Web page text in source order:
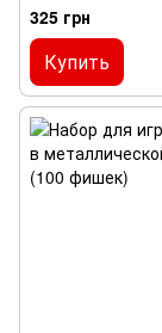
325 грн
Купить